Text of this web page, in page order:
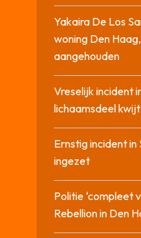
Yakaira De Los
woning Den
aangehouden
Vreselijk incident
lichaamsdeel kwijt
Ernstig incident
ingezet
Politie ‘compleet
Rebellion in Den